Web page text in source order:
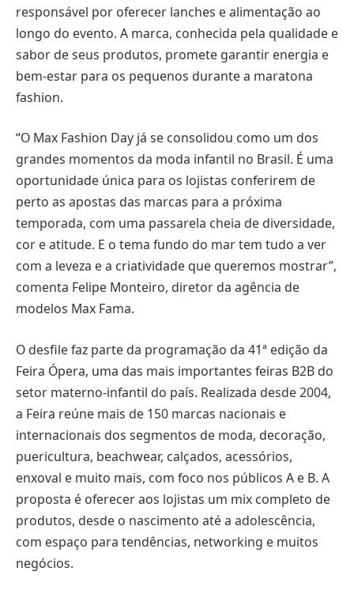
responsável por oferecer lanches e alimentação ao
longo do evento. A marca, conhecida pela qualidade e
sabor de seus produtos, promete garantir energia e
bem-estar para os pequenos durante a maratona
fashion.
“O Max Fashion Day já se consolidou como um dos
grandes momentos da moda infantil no Brasil. É uma
oportunidade única para os lojistas conferirem de
perto as apostas das marcas para a próxima
temporada, com uma passarela cheia de diversidade,
cor e atitude. E o tema fundo do mar tem tudo a ver
com a leveza e a criatividade que queremos mostrar”,
comenta Felipe Monteiro, diretor da agência de
modelos Max Fama.
O desfile faz parte da programação da 41ª edição da
Feira Ópera, uma das mais importantes feiras B2B do
setor materno-infantil do país. Realizada desde 2004,
a Feira reúne mais de 150 marcas nacionais e
internacionais dos segmentos de moda, decoração,
puericultura, beachwear, calçados, acessórios,
enxoval e muito mais, com foco nos públicos A e B. A
proposta é oferecer aos lojistas um mix completo de
produtos, desde o nascimento até a adolescência,
com espaço para tendências, networking e muitos
negócios.